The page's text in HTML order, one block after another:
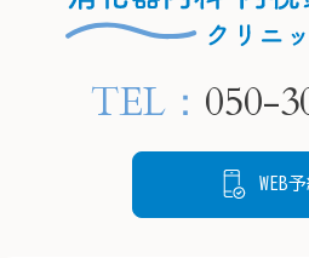
プロフィールリンクから
〒220-0005
神奈川県横浜市西区南幸２
が
です
薬
TEL： 050-
WEB